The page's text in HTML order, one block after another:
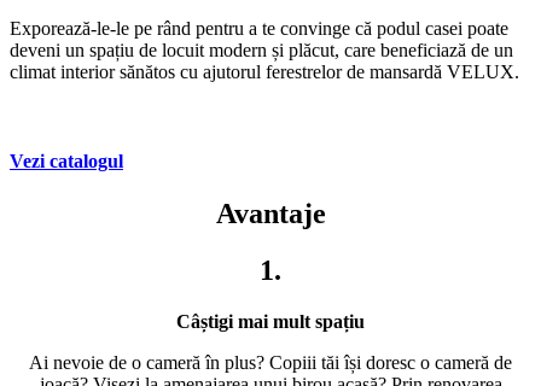
Exporează-le-le pe rând pentru a te convinge că podul casei poate
deveni un spațiu de locuit modern și plăcut, care beneficiază de un
climat interior sănătos cu ajutorul ferestrelor de mansardă VELUX.
Vezi catalogul
Avantaje
1.
Câștigi mai mult spațiu
Ai nevoie de o cameră în plus? Copiii tăi își doresc o cameră de